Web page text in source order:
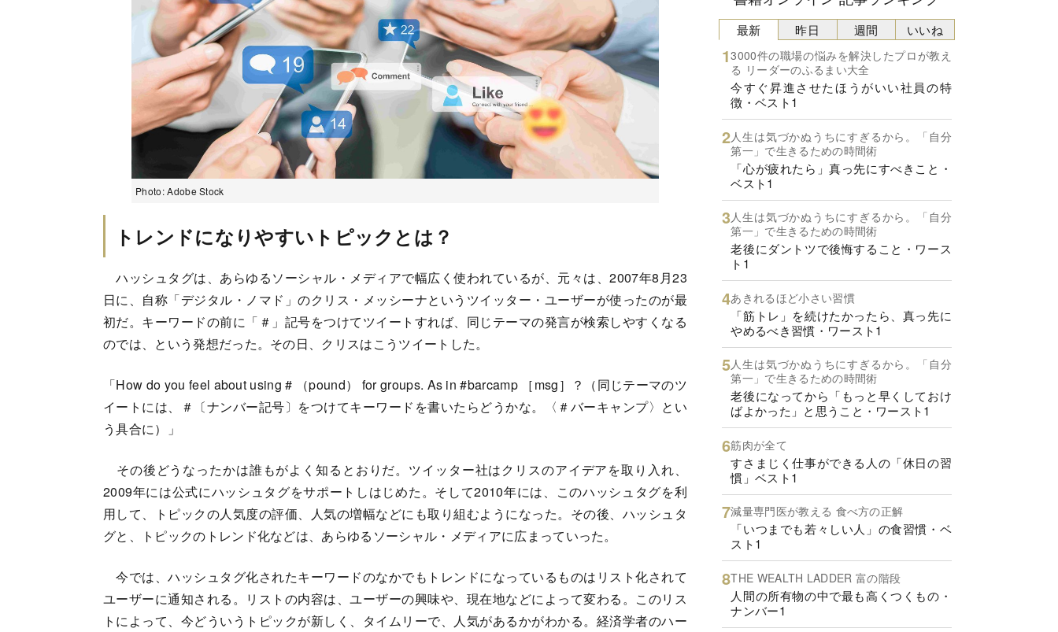
Photo: Adobe Stock
トレンドになりやすいトピックとは？
ハッシュタグは、あらゆるソーシャル・メディアで幅広く使われているが、元々は、2007年8月23
日に、自称「デジタル・ノマド」のクリス・メッシーナというツイッター・ユーザーが使ったのが最
初だ。キーワードの前に「＃」記号をつけてツイートすれば、同じテーマの発言が検索しやすくなる
のでは、という発想だった。その日、クリスはこうツイートした。
「How do you feel about using # （pound） for groups. As in #barcamp ［msg］？（同じテーマのツ
イートには、＃〔ナンバー記号〕をつけてキーワードを書いたらどうかな。〈＃バーキャンプ〉とい
う具合に）」
その後どうなったかは誰もがよく知るとおりだ。ツイッター社はクリスのアイデアを取り入れ、
2009年には公式にハッシュタグをサポートしはじめた。そして2010年には、このハッシュタグを利
用して、トピックの人気度の評価、人気の増幅などにも取り組むようになった。その後、ハッシュタ
グと、トピックのトレンド化などは、あらゆるソーシャル・メディアに広まっていった。
今では、ハッシュタグ化されたキーワードのなかでもトレンドになっているものはリスト化されて
ユーザーに通知される。リストの内容は、ユーザーの興味や、現在地などによって変わる。このリス
トによって、今どういうトピックが新しく、タイムリーで、人気があるかがわかる。経済学者のハー
最新
3000件の職場の悩みを解決したプロが教え
る リーダーのふるまい大全
今すぐ昇進させたほうがいい社員の特
徴・ベスト1
人生は気づかぬうちにすぎるから。「自分
第一」で生きるための時間術
「心が疲れたら」真っ先にすべきこと・
ベスト1
人生は気づかぬうちにすぎるから。「自分
第一」で生きるための時間術
老後にダントツで後悔すること・ワース
ト1
あきれるほど小さい習慣
「筋トレ」を続けたかったら、真っ先に
やめるべき習慣・ワースト1
人生は気づかぬうちにすぎるから。「自分
第一」で生きるための時間術
老後になってから「もっと早くしておけ
ばよかった」と思うこと・ワースト1
筋肉が全て
すさまじく仕事ができる人の「休日の習
慣」ベスト1
減量専門医が教える 食べ方の正解
「いつまでも若々しい人」の食習慣・ベ
スト1
THE WEALTH LADDER 富の階段
人間の所有物の中で最も高くつくもの・
ナンバー1
昨日 週間 いいね